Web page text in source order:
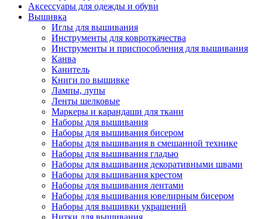
Аксессуары для одежды и обуви
Вышивка
Иглы для вышивания
Инструменты для ковроткачества
Инструменты и приспособления для вышивания
Канва
Канитель
Книги по вышивке
Лампы, лупы
Ленты шелковые
Маркеры и карандаши для ткани
Наборы для вышивания
Наборы для вышивания бисером
Наборы для вышивания в смешанной технике
Наборы для вышивания гладью
Наборы для вышивания декоративными швами
Наборы для вышивания крестом
Наборы для вышивания лентами
Наборы для вышивания ювелирным бисером
Наборы для вышивки украшений
Нитки для вышивания